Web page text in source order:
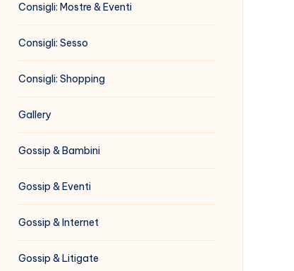
Consigli: Mostre & Eventi
Consigli: Sesso
Consigli: Shopping
Gallery
Gossip & Bambini
Gossip & Eventi
Gossip & Internet
Gossip & Litigate